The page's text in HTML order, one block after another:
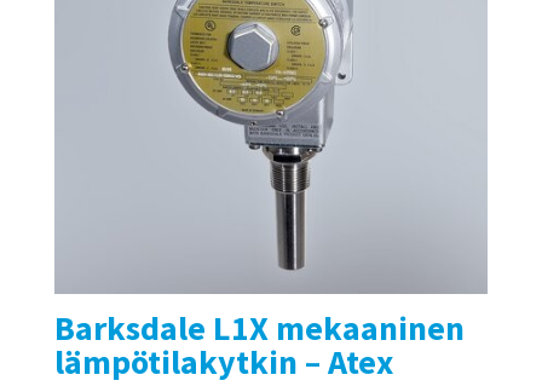
Barksdale L1X mekaaninen
lämpötilakytkin – Atex